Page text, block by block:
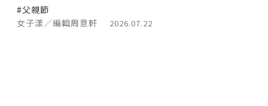
#父親節
女子漾／編輯周意軒
2026.07.22